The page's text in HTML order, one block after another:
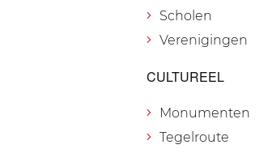
Scholen
Verenigingen
CULTUREEL
Monumenten
Tegelroute